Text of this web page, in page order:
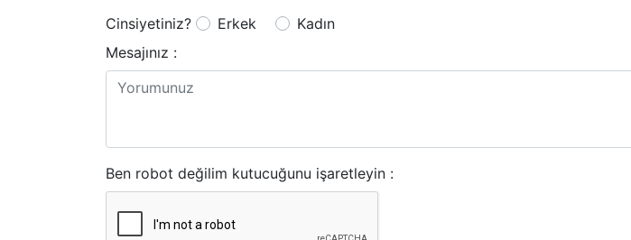
Cinsiyetiniz? Erkek
Kadın
Mesajınız :
Ben robot değilim kutucuğunu işaretleyin :